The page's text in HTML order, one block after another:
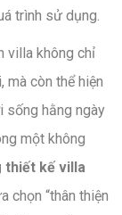
trình sử dụng.
villa không chỉ
mà còn thể hiện
sống hằng ngày
một không
thiết kế villa
chọn “thân thiện